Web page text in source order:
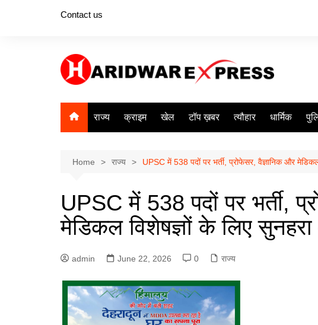
Contact us
राज्य क्राइम खेल टॉप ख़बर त्यौहार धार्मिक
Home राज्य UPSC में 538 पदों पर भर्ती, प्रोफेसर, वैज्ञानिक और
UPSC में 538 पदों पर भर्ती,
मेडिकल विशेषज्ञों के लिए
admin June 22, 2026 0 राज्य